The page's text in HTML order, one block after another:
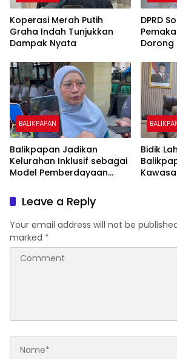
Koperasi Merah Putih
Graha Indah Tunjukkan
Dampak Nyata
DPRD
Dorong
Biaya
BALIKPAPAN
Balikpapan Jadikan
Kelurahan Inklusif sebagai
Model Pemberdayaan
Bidik
Leave a Reply
Your email address will not be
marked *